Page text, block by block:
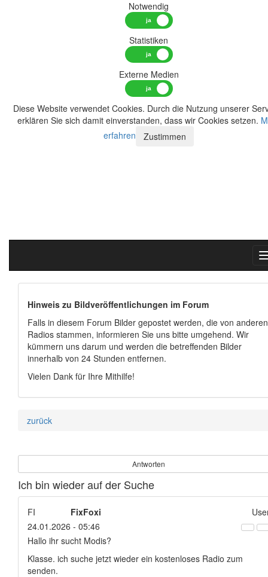
Notwendig
Statistiken
Externe Medien
Diese Website verwendet Cookies. Durch die Nutzung unserer
erklären Sie sich damit einverstanden, dass wir Cookies setzen.
erfahren
Zustimmen
Hinweis zu Bildveröffentlichungen im Forum
Falls in diesem Forum Bilder gepostet werden, die von anderen
Radios stammen, informieren Sie uns bitte umgehend. Wir
kümmern uns darum und werden die betreffenden Bilder
innerhalb von 24 Stunden entfernen.
Vielen Dank für Ihre Mithilfe!
zurück
Antworten
Ich bin wieder auf der Suche
FI FixFoxi
24.01.2026 - 05:46
Hallo ihr sucht Modis?
Klasse. ich suche jetzt wieder ein kostenloses Radio zum
senden.